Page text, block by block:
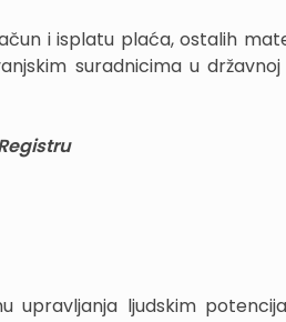
i isplatu plaća, ostalih
suradnicima u državnoj
upravljanja ljudskim